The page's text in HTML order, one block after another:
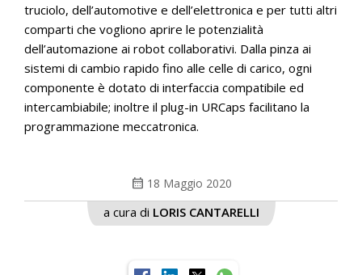
truciolo, dell’automotive e dell’elettronica e per tutti altri
comparti che vogliono aprire le potenzialità
dell’automazione ai robot collaborativi. Dalla pinza ai
sistemi di cambio rapido fino alle celle di carico, ogni
componente è dotato di interfaccia compatibile ed
intercambiabile; inoltre il plug-in URCaps facilitano la
programmazione meccatronica.
calendar_month 18 Maggio 2020
a cura di LORIS CANTARELLI